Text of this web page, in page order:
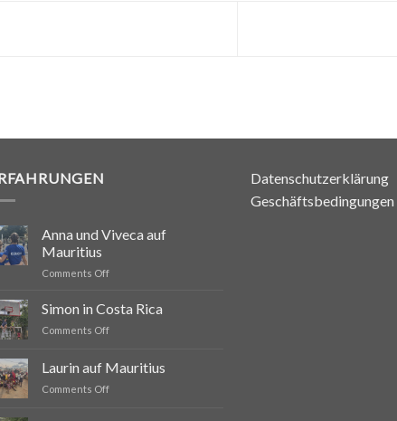
Anna und Viveca auf
Mauritius
Comments Offon
und
Viveca
auf
Simon in Costa Rica
Comments Offon
Costa
Rica
Laurin auf Mauritius
Comments Offon
Datenschutzerklärung
Geschäftsbedingungen